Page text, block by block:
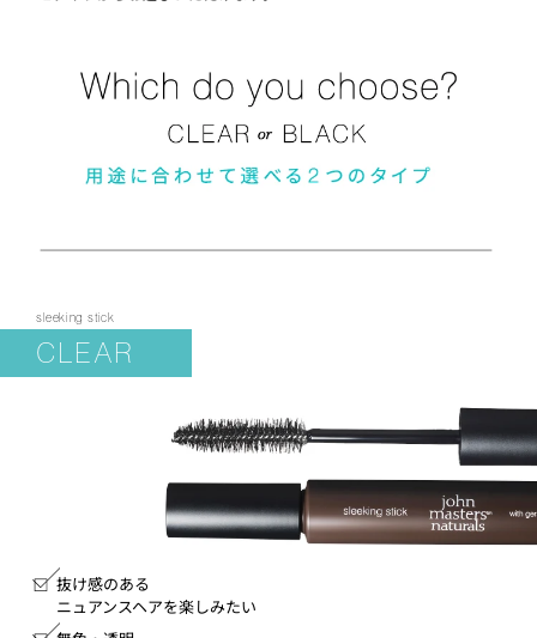
sleeking stick
CLEAR
抜け感のある
ニュアンスヘアを楽しみたい